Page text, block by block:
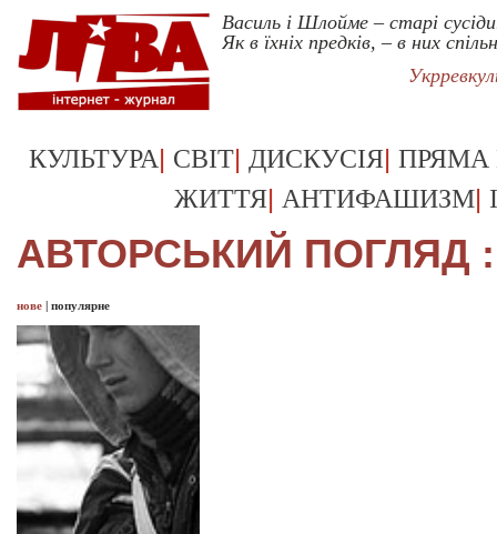
Василь і Шлойме – старі
Як в їхніх предків, – в них
КУЛЬТУРА| СВІТ| ДИСКУСІЯ| ПРЯМА
ЖИТТЯ| АНТИФАШИЗМ|
АВТОРСЬКИЙ ПОГЛЯД
нове | популярне